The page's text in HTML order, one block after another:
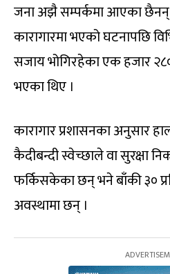
जना अझै सम्पर्कमा आएका
कारागारमा भएको घटनापछि
सजाय भोगिरहेका एक हजार
भएका थिए ।
कारागार प्रशासनका अनुसार
कैदीबन्दी स्वेच्छाले वा सुरक्षा
फर्किसकेका छन् भने बाँकी ३०
अवस्थामा छन् ।